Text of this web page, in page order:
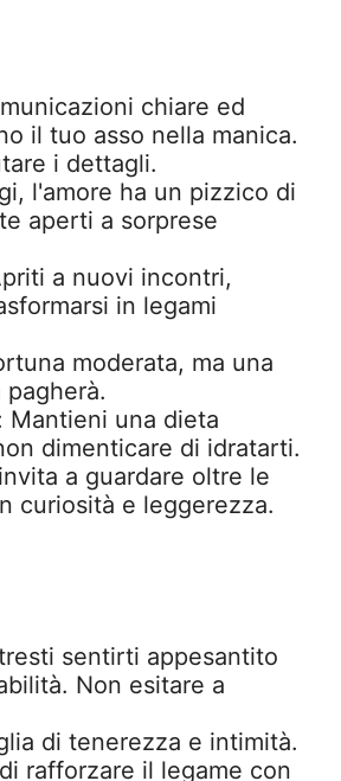
chiare ed
il tuo asso nella manica.
i dettagli.
l'amore ha un pizzico di
aperti a sorprese
a nuovi incontri,
in legami
moderata, ma una
Mantieni una dieta
dimenticare di idratarti.
a guardare oltre le
curiosità e leggerezza.
sentirti appesantito
Non esitare a
di tenerezza e intimità.
rafforzare il legame con